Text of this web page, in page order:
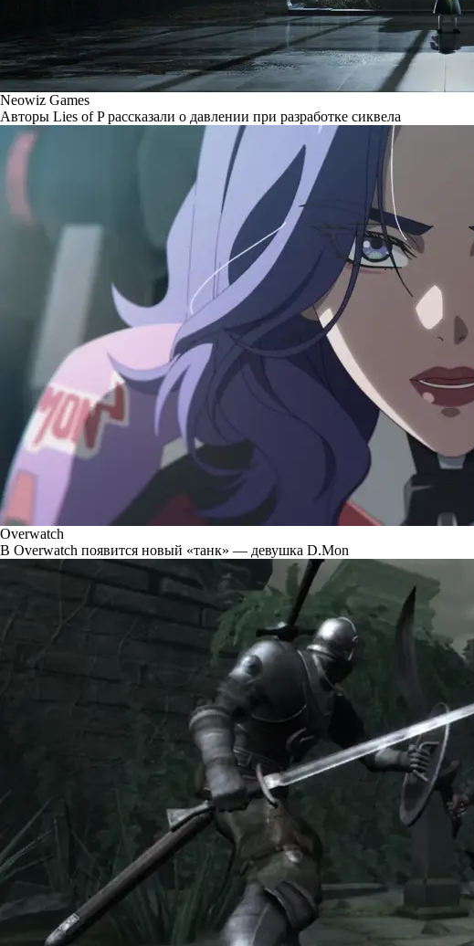
Neowiz Games
Авторы Lies of P рассказали о давлении при разработке сиквела
Overwatch
В Overwatch появится новый «танк» — девушка D.Mon